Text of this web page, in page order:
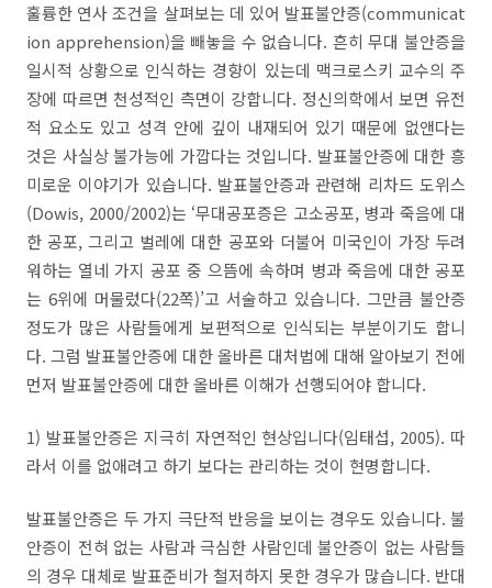
훌륭한 연사 조건을 살펴보는 데 있어 발표불안증(communicat
ion apprehension)을 빼놓을 수 없습니다. 흔히 무대 불안증을
일시적 상황으로 인식하는 경향이 있는데 맥크로스키 교수의 주
장에 따르면 천성적인 측면이 강합니다. 정신의학에서 보면 유전
적 요소도 있고 성격 안에 깊이 내재되어 있기 때문에 없앤다는
것은 사실상 불가능에 가깝다는 것입니다. 발표불안증에 대한 흥
미로운 이야기가 있습니다. 발표불안증과 관련해 리차드 도위스
(Dowis, 2000/2002)는 ‘무대공포증은 고소공포, 병과 죽음에 대
한 공포,그리고 벌레에 대한 공포와 더불어 미국인이 가장 두려
워하는 열네 가지 공포 중 으뜸에 속하며 병과 죽음에 대한 공포
는 6위에 머물렀다(22쪽)’고 서술하고 있습니다. 그만큼 불안증
정도가 많은 사람들에게 보편적으로 인식되는 부분이기도 합니
다. 그럼 발표불안증에 대한 올바른 대처법에 대해 알아보기 전에
먼저 발표불안증에 대한 올바른 이해가 선행되어야 합니다.
1) 발표불안증은 지극히 자연적인 현상입니다(임태섭, 2005). 따
라서 이를 없애려고 하기 보다는 관리하는 것이 현명합니다.
발표불안증은 두 가지 극단적 반응을 보이는 경우도 있습니다. 불
안증이 전혀 없는 사람과 극심한 사람인데 불안증이 없는 사람들
의 경우 대체로 발표준비가 철저하지 못한 경우가 많습니다. 반대